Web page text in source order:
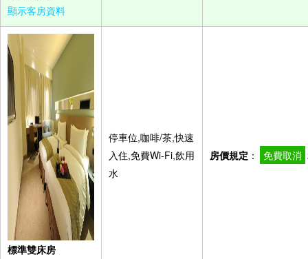
顯示客房資料
標準雙床房
停車位,咖啡/茶,快速
入住,免費Wi-Fi,飲用
水
房價規定 ： 免費取消